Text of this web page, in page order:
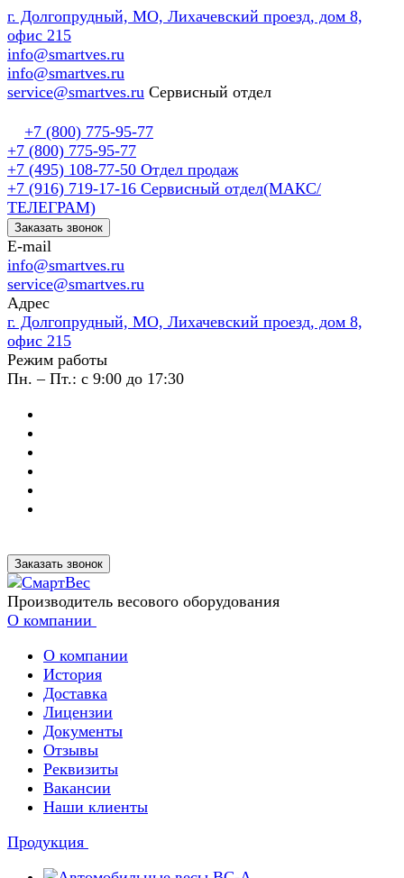
г. Долгопрудный, МО, Лихачевский проезд, дом 8,
офис 215
info@smartves.ru
info@smartves.ru
service@smartves.ru Сервисный отдел
+7 (800) 775-95-77
+7 (800) 775-95-77
+7 (495) 108-77-50 Отдел продаж
+7 (916) 719-17-16 Сервисный отдел(МАКС/
ТЕЛЕГРАМ)
Заказать звонок
E-mail
info@smartves.ru
service@smartves.ru
Адрес
г. Долгопрудный, МО, Лихачевский проезд, дом 8,
офис 215
Режим работы
Пн. – Пт.: с 9:00 до 17:30
Заказать звонок
Производитель весового оборудования
О компании
О компании
История
Доставка
Лицензии
Документы
Отзывы
Реквизиты
Вакансии
Наши клиенты
Продукция